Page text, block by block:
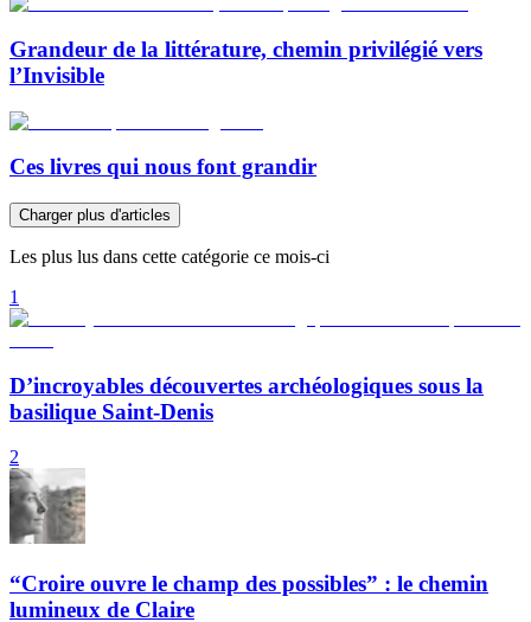
Grandeur de la littérature, chemin privilégié vers
l’Invisible
Ces livres qui nous font grandir
Charger plus d'articles
Les plus lus dans cette catégorie ce mois-ci
1
D’incroyables découvertes archéologiques sous la
basilique Saint-Denis
2
“Croire ouvre le champ des possibles” : le chemin
lumineux de Claire